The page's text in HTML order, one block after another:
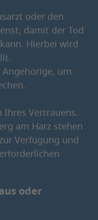
oder den
damit der Tod
Hierbei wird
um
Vertrauens.
am Harz stehen
Verfügung und
oder